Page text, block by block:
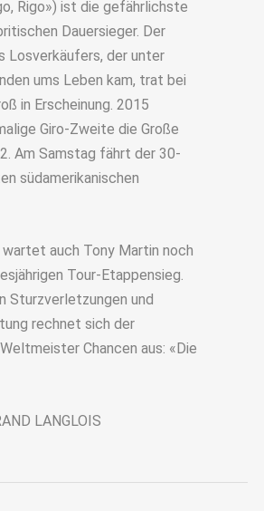
Rigo») ist die gefährlichste
Dauersieger. Der
Losverkäufers, der unter
ums Leben kam, trat bei
in Erscheinung. 2015
Giro-Zweite die Große
Am Samstag fährt der 30-
südamerikanischen
auch Tony Martin noch
Tour-Etappensieg.
Sturzverletzungen und
rechnet sich der
Chancen aus: «Die
LANGLOIS